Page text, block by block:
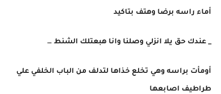
أماء راسه برضا وهتف بتاكيد
_ عندك حق يلا انزلي وصلنا وانا هبعتلك الشنط …
أومأت براسه وهي تخلع خذاها لتدلف من الباب الخلفي علي
طراطيف اصابعها